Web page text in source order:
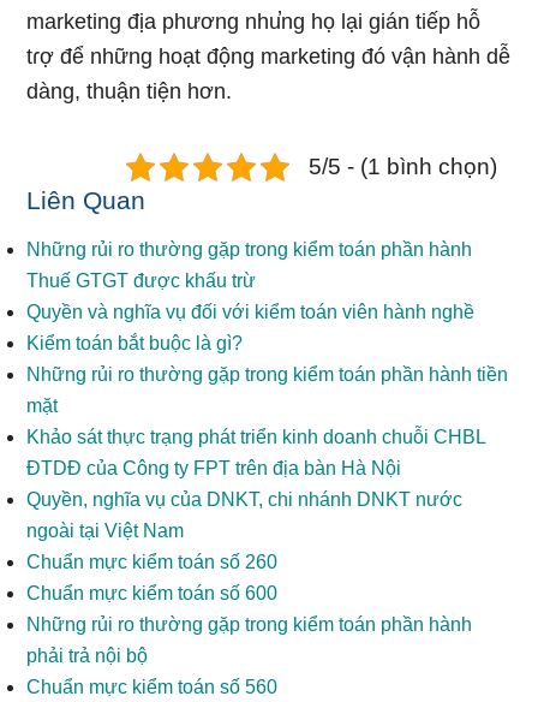
marketing địa phương nhu̕ng họ Ɩại gián tiếp hỗ
tɾợ để những hoạt độnɡ marketing đó vận hành dễ
dàng, thuận tiện hơn.
5/5 - (1 bình chọn)
Liên Quan
Những rủi ro thường gặp trong kiểm toán phần hành
Thuế GTGT được khấu trừ
Quyền và nghĩa vụ đối với kiểm toán viên hành nghề
Kiểm toán bắt buộc là gì?
Những rủi ro thường gặp trong kiểm toán phần hành tiền
mặt
Khảo sát thực trạng phát triển kinh doanh chuỗi CHBL
ĐTDĐ của Công ty FPT trên địa bàn Hà Nội
Quyền, nghĩa vụ của DNKT, chi nhánh DNKT nước
ngoài tại Việt Nam
Chuẩn mực kiểm toán số 260
Chuẩn mực kiểm toán số 600
Những rủi ro thường gặp trong kiểm toán phần hành
phải trả nội bộ
Chuẩn mực kiểm toán số 560